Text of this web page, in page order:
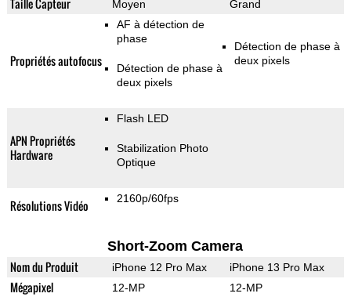
Taille Capteur Moyen Grand
Propriétés autofocus
AF à détection de
phase
Détection de phase à
deux pixels
Détection de phase à
deux pixels
APN Propriétés
Hardware
Flash LED
Stabilization Photo
Optique
Résolutions Vidéo 2160p/60fps
Short-Zoom Camera
Nom du Produit iPhone 12 Pro Max iPhone 13 Pro Max
Mégapixel 12-MP 12-MP